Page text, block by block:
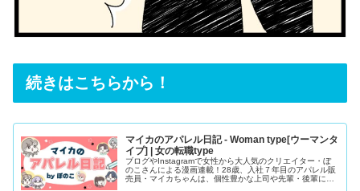
続きはこちらから！
マイカのアパレル日記 - Woman type[ウーマンタ
イプ] | 女の転職type
ブログやInstagramで女性から大人気のクリエイター・ぼ
のこさんによる漫画連載！28歳、入社７年目のアパレル販
売員・マイカちゃんは、個性豊かな上司や先輩・後輩に囲